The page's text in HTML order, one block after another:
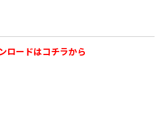
ロードはコチラから